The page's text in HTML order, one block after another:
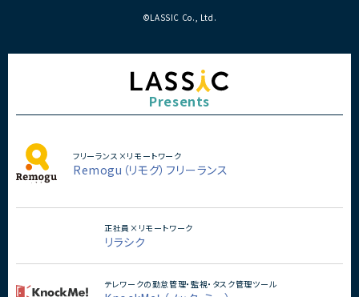
©LASSIC Co., Ltd.
Presents
フリーランス×リモートワーク
Remogu（リモグ）フリーランス
正社員×リモートワーク
リラシク
テレワークの勤怠管理・監視・タスク管理ツール